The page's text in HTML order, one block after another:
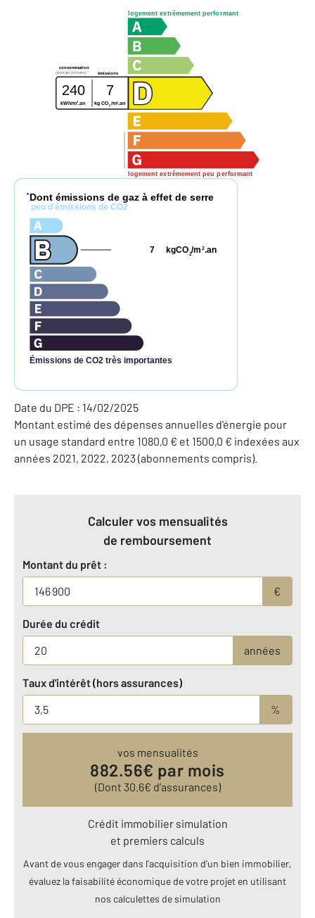
logement extrêmement performant
logement extrêmement peu performant
consommation
émissions
(énergie primaire)
240 7
kWh/m2.an kg CO2 /m2 .an
* Dont émissions de gaz à effet de serre
peu d'émissions de CO2
Émissions de CO2 très importantes
kgCO2/m 2.an
7
Date du DPE : 14/02/2025
Montant estimé des dépenses annuelles d'énergie pour
un usage standard entre 1080,0 € et 1500,0 € indexées aux
années 2021, 2022, 2023 (abonnements compris).
Calculer vos mensualités
de remboursement
Montant du prêt :
€
Durée du crédit
années
Taux d'intérêt (hors assurances)
%
vos mensualités
882.56€ par mois
(Dont 30.6€ d’assurances)
Crédit immobilier simulation
et premiers calculs
Avant de vous engager dans l’acquisition d’un bien immobilier,
évaluez la faisabilité économique de votre projet en utilisant
nos calculettes de simulation